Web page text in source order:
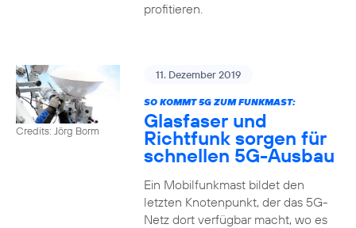
profitieren.
Credits: Jörg Borm
11. Dezember 2019
SO KOMMT 5G ZUM FUNKMAST:
Glasfaser und
Richtfunk sorgen für
schnellen 5G-Ausbau
Ein Mobilfunkmast bildet den
letzten Knotenpunkt, der das 5G-
Netz dort verfügbar macht, wo es